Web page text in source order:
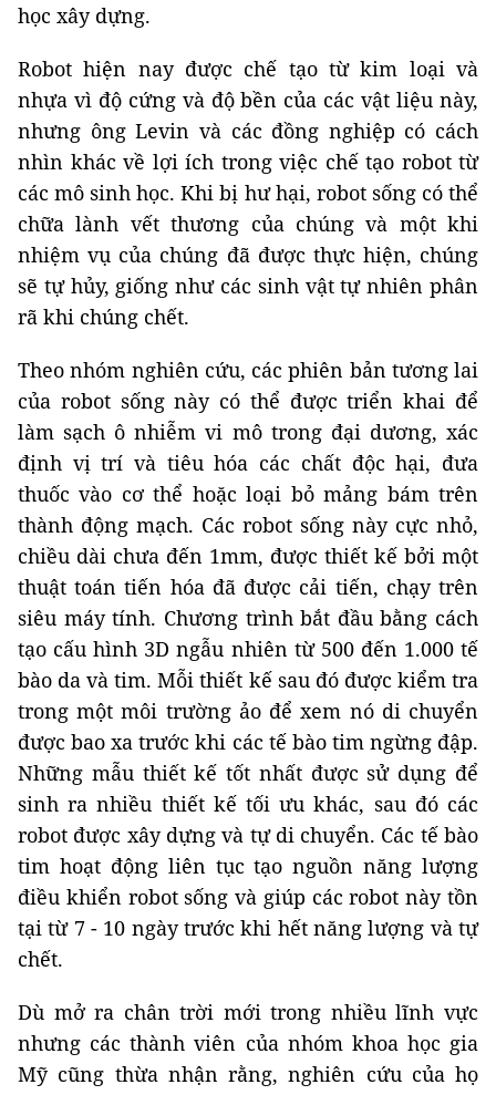
học xây dựng.
Robot hiện nay được chế tạo từ kim loại và
nhựa vì độ cứng và độ bền của các vật liệu này,
nhưng ông Levin và các đồng nghiệp có cách
nhìn khác về lợi ích trong việc chế tạo robot từ
các mô sinh học. Khi bị hư hại, robot sống có thể
chữa lành vết thương của chúng và một khi
nhiệm vụ của chúng đã được thực hiện, chúng
sẽ tự hủy, giống như các sinh vật tự nhiên phân
rã khi chúng chết.
Theo nhóm nghiên cứu, các phiên bản tương lai
của robot sống này có thể được triển khai để
làm sạch ô nhiễm vi mô trong đại dương, xác
định vị trí và tiêu hóa các chất độc hại, đưa
thuốc vào cơ thể hoặc loại bỏ mảng bám trên
thành động mạch. Các robot sống này cực nhỏ,
chiều dài chưa đến 1mm, được thiết kế bởi một
thuật toán tiến hóa đã được cải tiến, chạy trên
siêu máy tính. Chương trình bắt đầu bằng cách
tạo cấu hình 3D ngẫu nhiên từ 500 đến 1.000 tế
bào da và tim. Mỗi thiết kế sau đó được kiểm tra
trong một môi trường ảo để xem nó di chuyển
được bao xa trước khi các tế bào tim ngừng đập.
Những mẫu thiết kế tốt nhất được sử dụng để
sinh ra nhiều thiết kế tối ưu khác, sau đó các
robot được xây dựng và tự di chuyển. Các tế bào
tim hoạt động liên tục tạo nguồn năng lượng
điều khiển robot sống và giúp các robot này tồn
tại từ 7 - 10 ngày trước khi hết năng lượng và tự
chết.
Dù mở ra chân trời mới trong nhiều lĩnh vực
nhưng các thành viên của nhóm khoa học gia
Mỹ cũng thừa nhận rằng, nghiên cứu của họ